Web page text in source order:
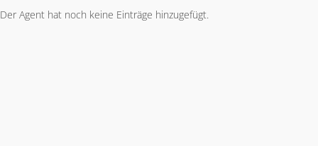
Der Agent hat noch keine Einträge hinzugefügt.